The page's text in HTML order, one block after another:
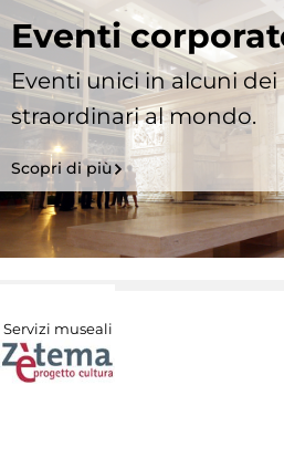
Eventi
Eventi unici in alcuni
straordinari al mondo.
Scopri di più
Servizi museali